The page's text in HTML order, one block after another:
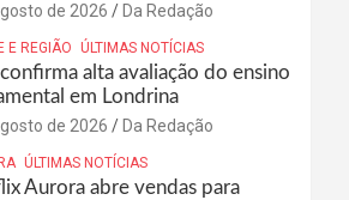
de 2026 Da Redação
E REGIÃO ÚLTIMAS NOTÍCIAS
alta avaliação do ensino
em Londrina
de 2026 Da Redação
ÚLTIMAS NOTÍCIAS
Aurora abre vendas para